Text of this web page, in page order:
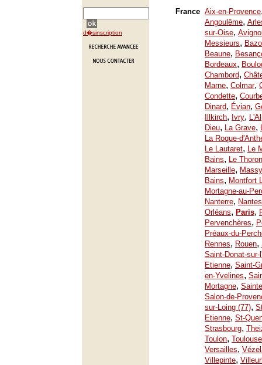
d�sinscription
France Aix-en-Provence
Angoulême,
sur-Oise,
Messieurs,
Beaune,
Bordeaux,
Chambord,
Marne, Colmar,
Condette,
Dinard, Évian,
Illkirch, Ivry,
Dieu, La Grave,
La Roque-
Le Lautaret, Le
Bains, Le
Marseille, Massy
Bains, Montfort
Mortagne-au-
Nanterre, Nantes
Orléans, Paris,
Pervenchères,
Préaux-du-
Rennes, Rouen,
Saint-Donat-sur-
Etienne, Saint-
en-Yvelines,
Mortagne,
Salon-de-
sur-Loing (77),
Etienne, St-
Strasbourg,
Toulon, Toulouse
Versailles,
Villepinte,